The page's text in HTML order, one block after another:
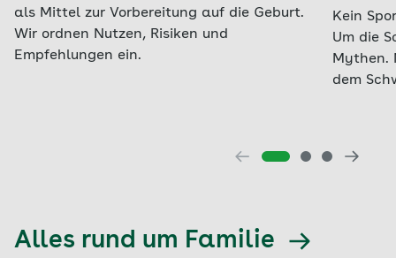
als Mittel zur Vorbereitung auf die Geburt.
Wir ordnen Nutzen, Risiken und
Empfehlungen ein.
Kein
Um die
Mythen.
dem
Alles rund um Familie